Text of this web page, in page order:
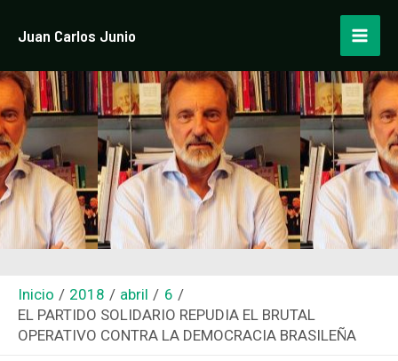
Juan Carlos Junio
Inicio 2018 abril
6
EL PARTIDO SOLIDARIO REPUDIA EL BRUTAL
OPERATIVO CONTRA LA DEMOCRACIA BRASILEÑA
de